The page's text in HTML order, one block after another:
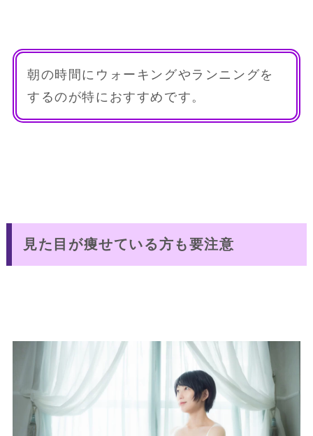
朝の時間にウォーキングやランニングを
するのが特におすすめです。
見た目が痩せている方も要注意